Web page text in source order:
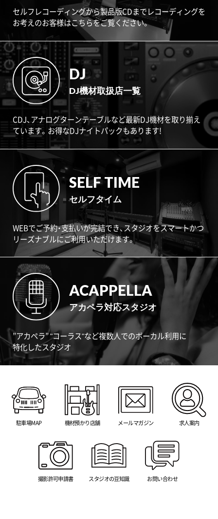
セルフレコーディングから製品版CDまでレコーディングを
お考えのお客様はこちらをご覧ください。
DJ
DJ機材取扱店一覧
CDJ、アナログターンテーブルなど最新DJ機材を取り揃え
ています。お得なDJナイトパックもあります!
SELF TIME
セルフタイム
WEBでご予約・支払いが完結でき、スタジオをスマートかつ
リーズナブルにご利用いただけます。
ACAPPELLA
アカペラ対応スタジオ
”アカペラ” "コーラス"など複数人でのボーカル利用に
特化したスタジオ
駐車場MAP 機材預かり店舗 メールマガジン 求人案内
撮影許可申請書 スタジオの豆知識 お問い合わせ